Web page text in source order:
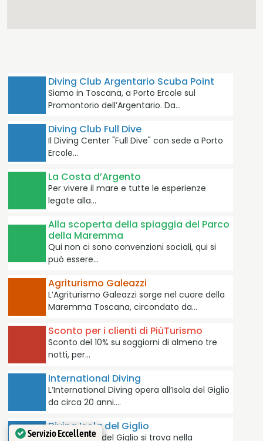
Diving Club Argentario Scuba Point
Siamo in Toscana, a Porto Ercole sul
Promontorio dell’Argentario. Da…
Diving Club Full Dive
Il Diving Center "Full Dive" con sede a Porto
Ercole…
La Costa d’Argento
Per vivere il mare e tutte le esperienze
legate alla…
Alla scoperta della spiaggia del Parco
della Maremma
Qui non ci sono convenzioni sociali, qui si
può essere…
Agriturismo Galeazzi
L’Agriturismo Galeazzi sorge nel cuore della
Maremma Toscana, circondato da…
Sconto per i clienti di PiùTurismo
Sconto del 10% su soggiorni di almeno tre
notti, per…
International Diving
L’International Diving opera all’Isola del Giglio
da circa 20 anni.…
Diving Isola del Giglio
Il Diving Isola del Giglio si trova nella
Servizio Eccellente